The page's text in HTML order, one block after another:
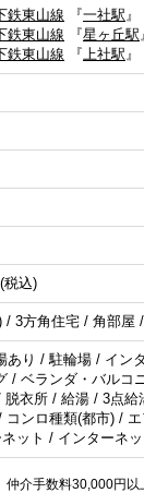
鉄東山線 『一社駅』
鉄東山線 『星ヶ丘駅
鉄東山線 『上社駅』
税込)
/ 3方角住宅 / 角部屋
あり / 駐輪場 / イン
/ ベランダ・バルコ
衣所 / 給湯 / 3点
コンロ種類(都市) /
ット / インターネ
介手数料30,000円以